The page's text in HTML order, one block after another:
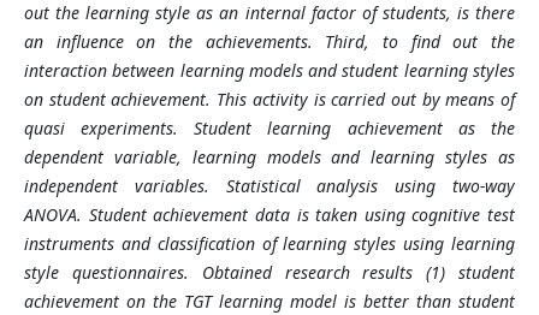
out the learning style as an internal factor of students, is there
an influence on the achievements. Third, to find out the
interaction between learning models and student learning styles
on student achievement. This activity is carried out by means of
quasi experiments. Student learning achievement as the
dependent variable, learning models and learning styles as
independent variables. Statistical analysis using two-way
ANOVA. Student achievement data is taken using cognitive test
instruments and classification of learning styles using learning
style questionnaires. Obtained research results (1) student
achievement on the TGT learning model is better than student